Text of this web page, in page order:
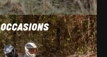
OCCASIONS